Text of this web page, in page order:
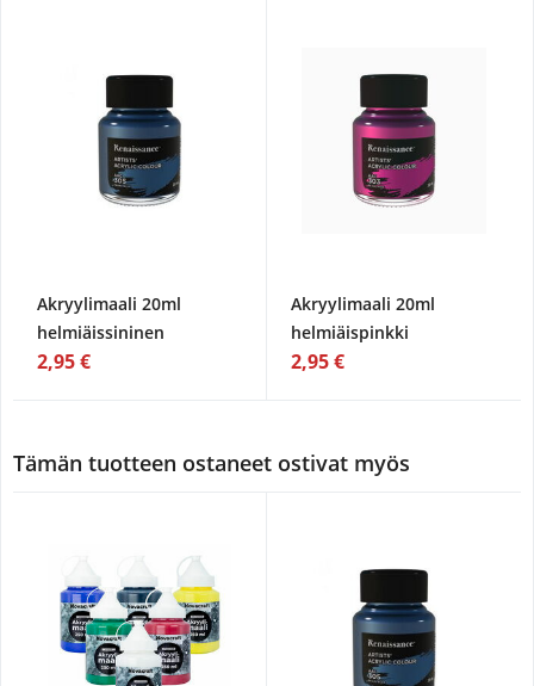
Akryylimaali 20ml
helmiäissininen
2,95 €
Akryylimaali 20ml
helmiäispinkki
2,95 €
Tämän tuotteen ostaneet ostivat myös